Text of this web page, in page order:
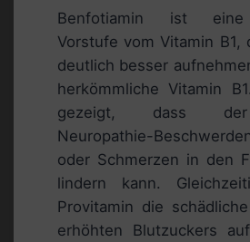
Benfotiamin ist eine
Vorstufe vom Vitamin B1,
deutlich besser
herkömmliche Vitamin
gezeigt, dass
Neuropathie-
oder Schmerzen in den
lindern kann.
Provitamin die
erhöhten Blutzuckers